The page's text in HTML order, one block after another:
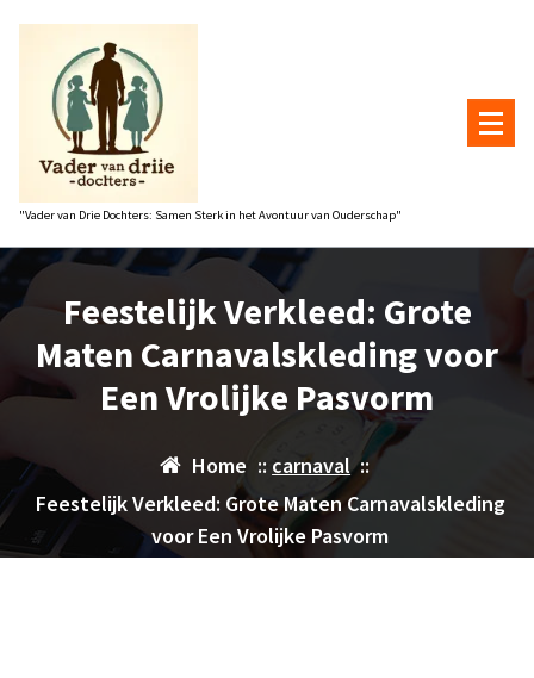
"Vader van Drie Dochters: Samen Sterk in het Avontuur van Ouderschap"
Feestelijk Verkleed: Grote
Maten Carnavalskleding voor
Een Vrolijke Pasvorm
Home :: carnaval::
Feestelijk Verkleed: Grote Maten Carnavalskleding
voor Een Vrolijke Pasvorm